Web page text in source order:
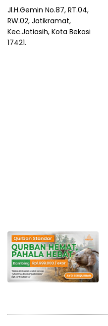
Jl.H.Gemin No.87, RT.04,
RW.02, Jatikramat,
Kec.Jatiasih, Kota Bekasi
17421.